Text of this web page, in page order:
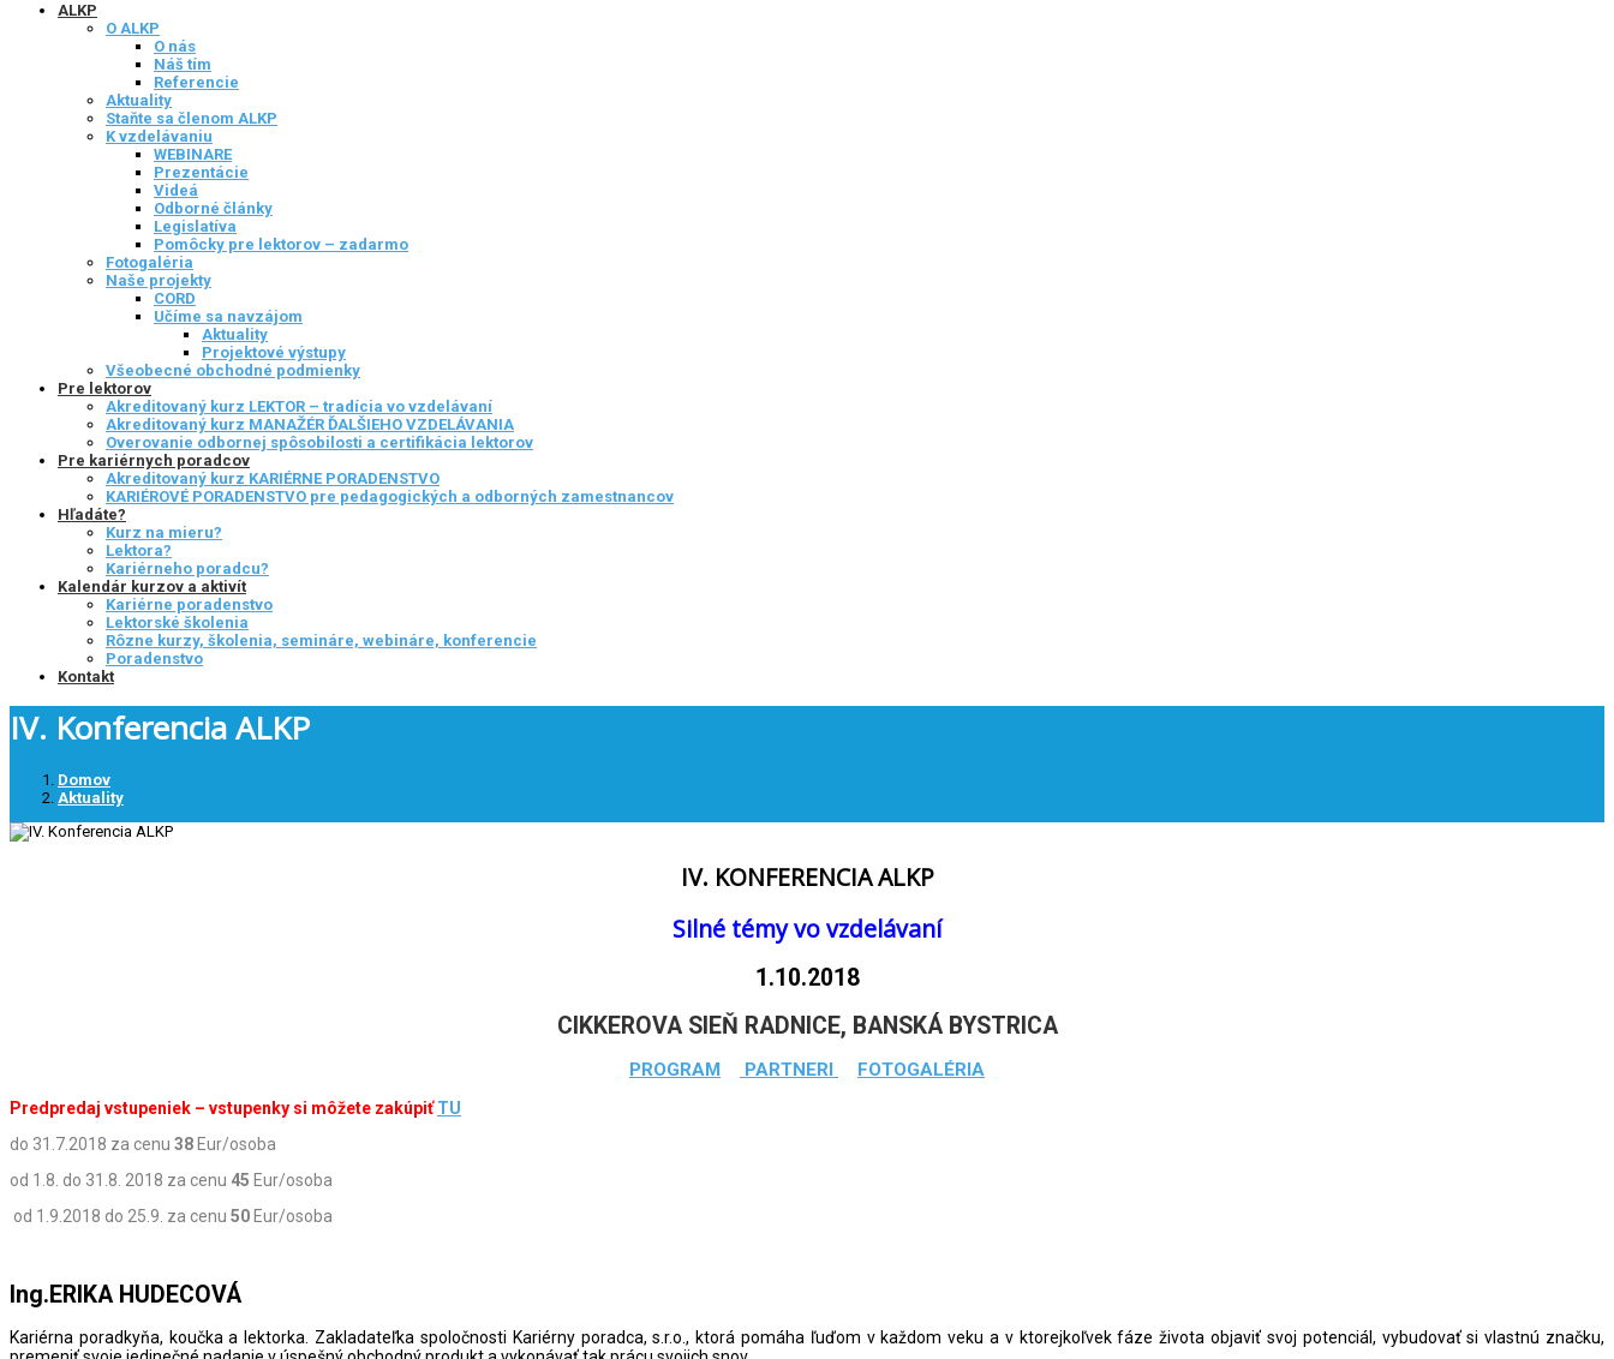
ALKP
O ALKP
O nás
Náš tím
Referencie
Aktuality
Staňte sa členom ALKP
K vzdelávaniu
WEBINARE
Prezentácie
Videá
Odborné články
Legislatíva
Pomôcky pre lektorov – zadarmo
Fotogaléria
Naše projekty
CORD
Učíme sa navzájom
Aktuality
Projektové výstupy
Všeobecné obchodné podmienky
Pre lektorov
Akreditovaný kurz LEKTOR – tradícia vo vzdelávaní
Akreditovaný kurz MANAŽÉR ĎALŠIEHO VZDELÁVANIA
Overovanie odbornej spôsobilosti a certifikácia lektorov
Pre kariérnych poradcov
Akreditovaný kurz KARIÉRNE PORADENSTVO
KARIÉROVÉ PORADENSTVO pre pedagogických a odborných zamestnancov
Hľadáte?
Kurz na mieru?
Lektora?
Kariérneho poradcu?
Kalendár kurzov a aktivít
Kariérne poradenstvo
Lektorské školenia
Rôzne kurzy, školenia, semináre, webináre, konferencie
Poradenstvo
Kontakt
IV. Konferencia ALKP
Domov
Aktuality
IV. KONFERENCIA ALKP
Silné témy vo vzdelávaní
1.10.2018
CIKKEROVA SIEŇ RADNICE, BANSKÁ BYSTRICA
PROGRAM PARTNERI FOTOGALÉRIA
Predpredaj vstupeniek – vstupenky si môžete zakúpiťTU
do 31.7.2018 za cenu 38 Eur/osoba
od 1.8. do 31.8. 2018 za cenu 45 Eur/osoba
od 1.9.2018 do 25.9. za cenu 50 Eur/osoba
Ing.ERIKA HUDECOVÁ
Kariérna poradkyňa, koučka a lektorka. Zakladateľka spoločnosti Kariérny poradca, s.r.o., ktorá pomáha ľuďom v každom veku a v ktorejkoľvek fáze života objaviť svoj potenciál, vybudovať si vlastnú značku,